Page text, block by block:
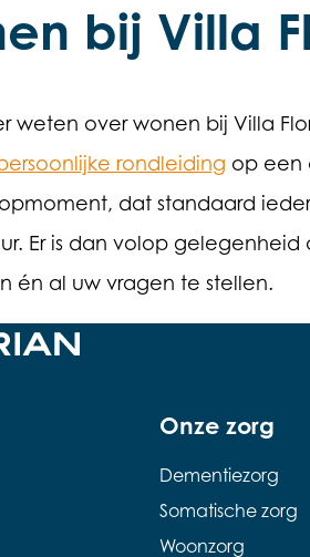
bij Villa
weten over wonen bij Villa
rondleiding op een
dat standaard
Er is dan volop
én al uw vragen te stellen.
Onze zorg
Dementiezorg
Somatische zorg
Woonzorg